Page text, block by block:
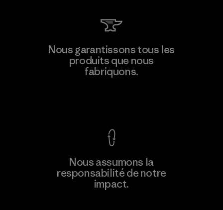
Nous garantissons tous les
produits que nous
fabriquons.
Nous assumons la
responsabilité de notre
impact.